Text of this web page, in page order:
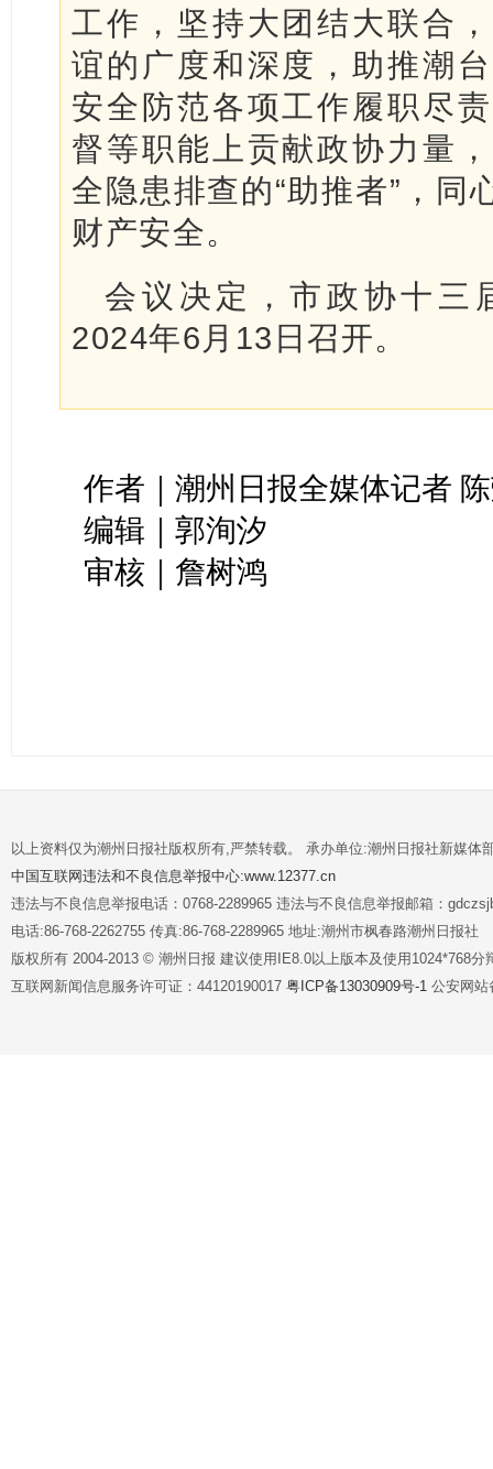
工作，坚持大团结大联合
谊的广度和深度，助推潮
安全防范各项工作履职尽
督等职能上贡献政协力量
全隐患排查的“助推者”，同
财产安全。
会议决定，市政协十三
2024年6月13日召开。
作者｜潮州日报全媒体记者
编辑｜郭洵汐
审核｜詹树鸿
以上资料仅为潮州日报社版权所有,严禁转载。 承办单位:潮州日报社新媒体
中国互联网违法和不良信息举报中心:www.12377.cn
违法与不良信息举报电话：0768-2289965 违法与不良信息举报邮箱：
电话:86-768-2262755 传真:86-768-2289965 地址:潮州市枫春路潮州日报社
版权所有 2004-2013 © 潮州日报 建议使用IE8.0以上版本及使用1024*768分
互联网新闻信息服务许可证：44120190017 粤ICP备13030909号-1 公安网站